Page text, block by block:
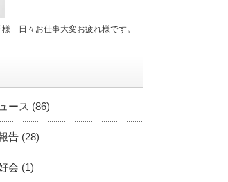
日々お仕事大変お疲れ様です。
ース (86)
告 (28)
会 (1)